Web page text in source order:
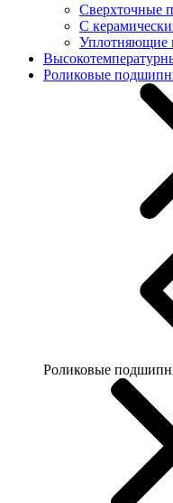
Сверхточные
С
Уплотняющие
Роликовые
Роликовые